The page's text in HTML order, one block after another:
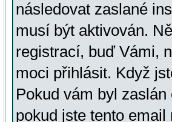
následovat zaslané
musí být aktivován.
registrací, buď Vámi,
moci přihlásit. Když
Pokud vám byl
pokud jste tento